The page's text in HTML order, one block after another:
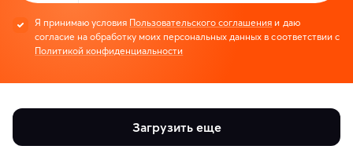
Я принимаю условия Пользовательского соглашения и даю
согласие на обработку моих персональных данных в соответствии с
Политикой конфиденциальности
Загрузить еще